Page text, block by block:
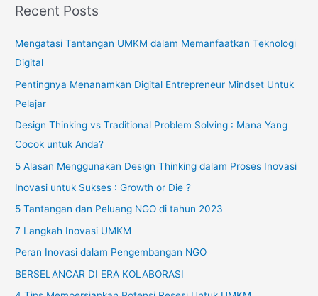
Recent Posts
Mengatasi Tantangan UMKM dalam Memanfaatkan Teknologi
Digital
Pentingnya Menanamkan Digital Entrepreneur Mindset Untuk
Pelajar
Design Thinking vs Traditional Problem Solving : Mana Yang
Cocok untuk Anda?
5 Alasan Menggunakan Design Thinking dalam Proses Inovasi
Inovasi untuk Sukses : Growth or Die ?
5 Tantangan dan Peluang NGO di tahun 2023
7 Langkah Inovasi UMKM
Peran Inovasi dalam Pengembangan NGO
BERSELANCAR DI ERA KOLABORASI